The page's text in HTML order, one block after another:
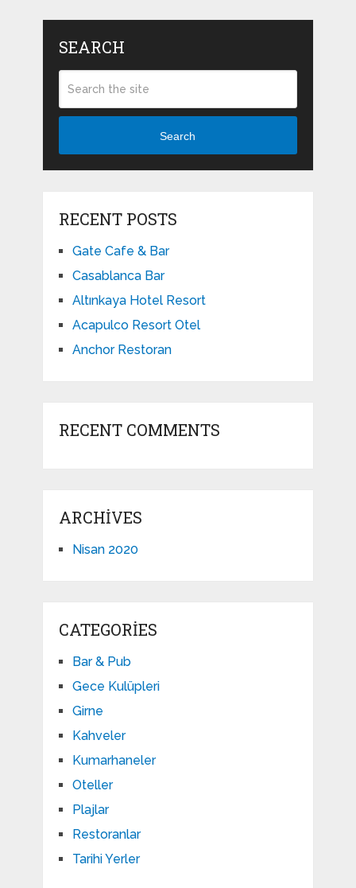
SEARCH
Search
RECENT POSTS
Gate Cafe & Bar
Casablanca Bar
Altınkaya Hotel Resort
Acapulco Resort Otel
Anchor Restoran
RECENT COMMENTS
ARCHIVES
Nisan 2020
CATEGORIES
Bar & Pub
Gece Kulüpleri
Girne
Kahveler
Kumarhaneler
Oteller
Plajlar
Restoranlar
Tarihi Yerler